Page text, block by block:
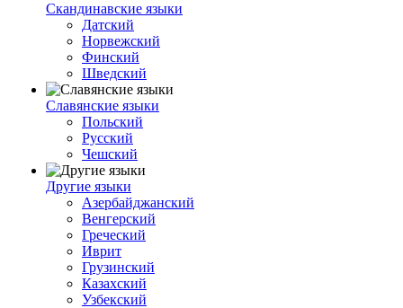
Скандинавские языки
Датский
Норвежский
Финский
Шведский
Славянские языки
Польский
Русский
Чешский
Другие языки
Азербайджанский
Венгерский
Греческий
Иврит
Грузинский
Казахский
Узбекский